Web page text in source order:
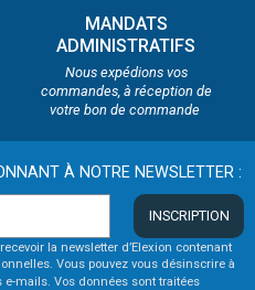
MANDATS
ADMINISTRATIFS
Nous expédions vos
commandes, à réception de
votre bon de commande
À NOTRE NEWSLETTER :
INSCRIPTION
la newsletter d’Elexion contenant
Vous pouvez vous désinscrire à
mails. Vos données sont traitées